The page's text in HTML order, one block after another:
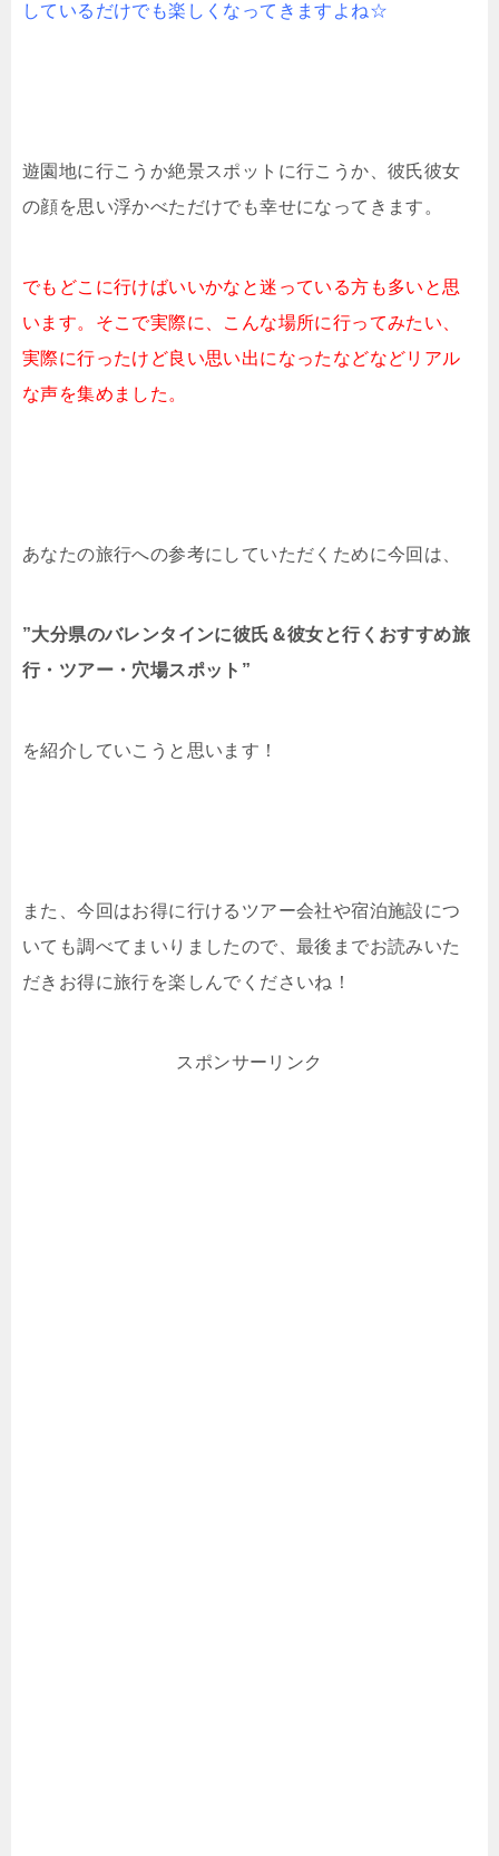
しているだけでも楽しくなってきますよね☆
遊園地に行こうか絶景スポットに行こうか、彼氏彼女
の顔を思い浮かべただけでも幸せになってきます。
でもどこに行けばいいかなと迷っている方も多いと思
います。そこで実際に、こんな場所に行ってみたい、
実際に行ったけど良い思い出になったなどなどリアル
な声を集めました。
あなたの旅行への参考にしていただくために今回は、
”大分県のバレンタインに彼氏＆彼女と行くおすすめ旅
行・ツアー・穴場スポット”
を紹介していこうと思います！
また、今回はお得に行けるツアー会社や宿泊施設につ
いても調べてまいりましたので、最後までお読みいた
だきお得に旅行を楽しんでくださいね！
スポンサーリンク